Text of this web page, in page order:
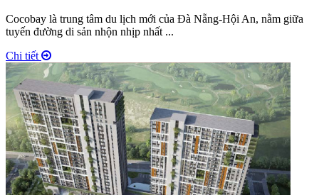
Cocobay là trung tâm du lịch mới của Đà Nẵng-Hội An, nằm giữa
tuyến đường di sản nhộn nhịp nhất ...
Chi tiết